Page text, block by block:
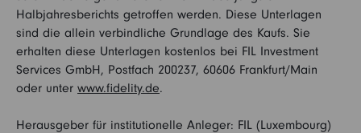
Halbjahresberichts getroffen werden. Diese Unterlagen
sind die allein verbindliche Grundlage des Kaufs. Sie
erhalten diese Unterlagen kostenlos bei FIL Investment
Services GmbH, Postfach 200237, 60606 Frankfurt/Main
oder unter www.fidelity.de.
Herausgeber für institutionelle Anleger: FIL (Luxembourg)